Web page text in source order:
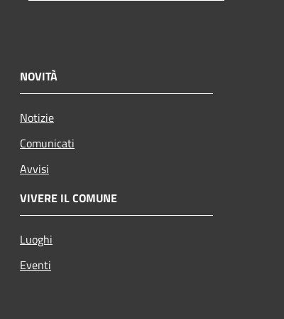
NOVITÀ
Notizie
Comunicati
Avvisi
VIVERE IL COMUNE
Luoghi
Eventi